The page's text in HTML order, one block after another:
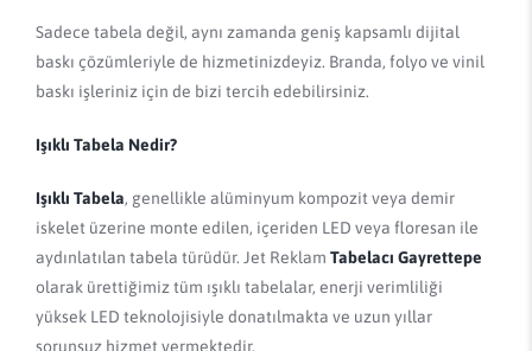
Sadece tabela değil, aynı zamanda geniş kapsamlı dijital
baskı çözümleriyle de hizmetinizdeyiz. Branda, folyo ve vinil
baskı işleriniz için de bizi tercih edebilirsiniz.
Işıklı Tabela Nedir?
Işıklı Tabela, genellikle alüminyum kompozit veya demir
iskelet üzerine monte edilen, içeriden LED veya floresan ile
aydınlatılan tabela türüdür. Jet Reklam Tabelacı Gayrettepe
olarak ürettiğimiz tüm ışıklı tabelalar, enerji verimliliği
yüksek LED teknolojisiyle donatılmakta ve uzun yıllar
sorunsuz hizmet vermektedir.